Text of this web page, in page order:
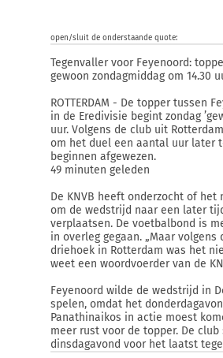
open/sluit de onderstaande quote:
Tegenvaller voor Feyenoord:
gewoon zondagmiddag om 14.30
ROTTERDAM - De topper tussen
in de Eredivisie begint zondag
uur. Volgens de club uit
om het duel een aantal uur later
beginnen afgewezen.
49 minuten geleden
De KNVB heeft onderzocht of het
om de wedstrijd naar een later
verplaatsen. De voetbalbond is
in overleg gegaan. „Maar volgens
driehoek in Rotterdam was het
weet een woordvoerder van de
Feyenoord wilde de wedstrijd in
spelen, omdat het
Panathinaikos in actie moest
meer rust voor de topper. De club
dinsdagavond voor het laatst